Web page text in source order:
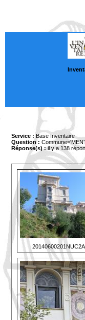
Service : Base Inventaire
Question :
Réponse(s) :il y a 138
20140600201NUC2A